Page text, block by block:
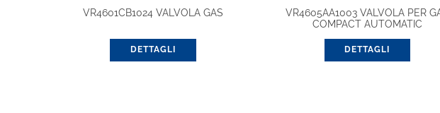
VR4601CB1024 VALVOLA GAS
DETTAGLI
VR4605AA1003 VALVOLA PER
COMPACT AUTOMATIC
DETTAGLI